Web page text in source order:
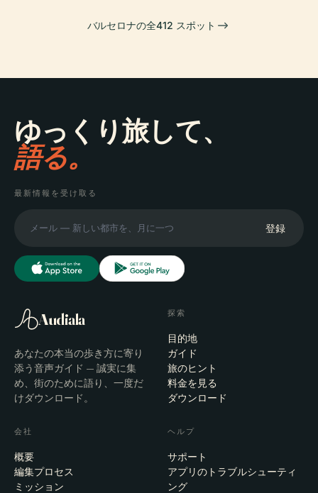
バルセロナの全412 スポット
ゆっくり旅して、
語る。
最新情報を受け取る
登録
Audiala
あなたの本当の歩き方に寄り
添う音声ガイド — 誠実に集
め、街のために語り、一度だ
けダウンロード。
探索
目的地
ガイド
旅のヒント
料金を見る
ダウンロード
会社
概要
編集プロセス
ミッション
ヘルプ
サポート
アプリのトラブルシューティ
ング